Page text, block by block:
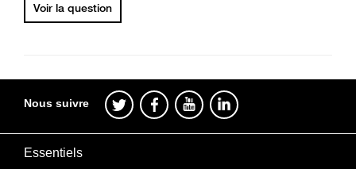
Voir la question
Nous suivre
Essentiels